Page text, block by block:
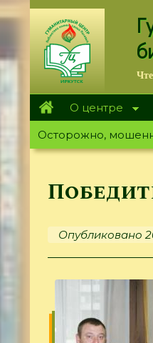
Перейти
к
основному
содержанию
О центре
Осторожно,
Опубликовано